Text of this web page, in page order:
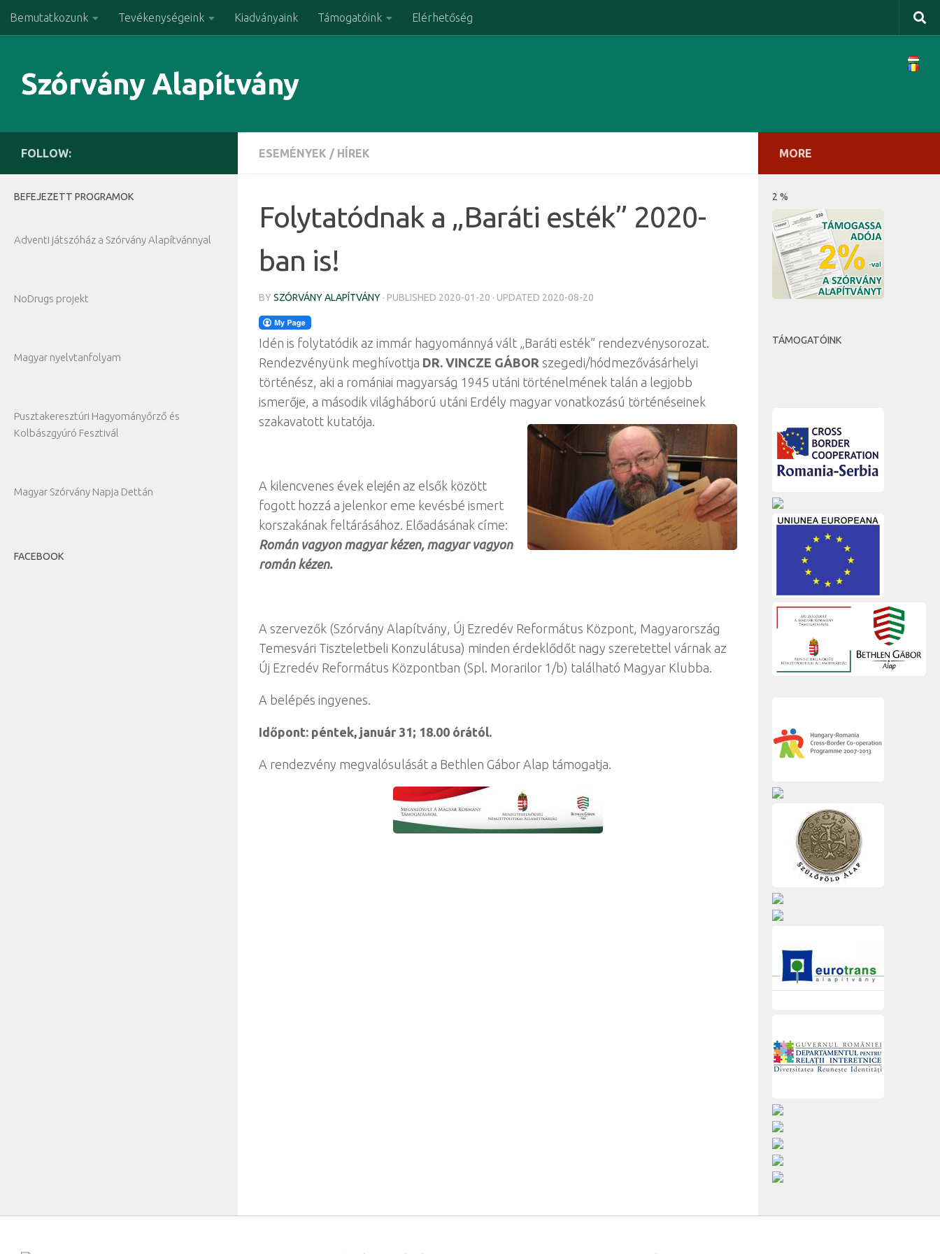
Skip to content
Bemutatkozunk Tevékenységeink Kiadványaink Támogatóink Elérhetőség
Szórvány Alapítvány
ESEMÉNYEK / HÍREK
Folytatódnak a „Baráti esték” 2020-
ban is!
BY SZÓRVÁNY ALAPÍTVÁNY · PUBLISHED 2020-01-20 · UPDATED 2020-08-20
Idén is folytatódik az immár hagyománnyá vált „Baráti esték” rendezvénysorozat.
Rendezvényünk meghívottja DR. VINCZE GÁBOR szegedi/hódmezővásárhelyi
történész, aki a romániai magyarság 1945 utáni történelmének talán a legjobb
ismerője, a második világháború utáni Erdély magyar vonatkozású történéseinek
szakavatott kutatója.
A kilencvenes évek elején az elsők között
fogott hozzá a jelenkor eme kevésbé ismert
korszakának feltárásához. Előadásának címe:
Román vagyon magyar kézen, magyar vagyon
román kézen.
A szervezők (Szórvány Alapítvány, Új Ezredév Református Központ, Magyarország
Temesvári Tiszteletbeli Konzulátusa) minden érdeklődőt nagy szeretettel várnak az
Új Ezredév Református Központban (Spl. Morarilor 1/b) található Magyar Klubba.
A belépés ingyenes.
Időpont: péntek, január 31; 18.00 órától.
A rendezvény megvalósulását a Bethlen Gábor Alap támogatja.
FOLLOW:
BEFEJEZETT PROGRAMOK
Adventi játszóház a Szórvány Alapítvánnyal
NoDrugs projekt
Magyar nyelvtanfolyam
Pusztakeresztúri Hagyományőrző és
Kolbászgyúró Fesztivál
Magyar Szórvány Napja Dettán
FACEBOOK
MORE
2 %
TÁMOGATÓINK